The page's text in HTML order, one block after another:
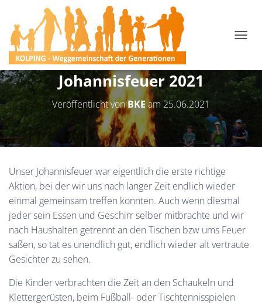
G
I
O
N
L
T
E
Johannisfeuer 2021
Veröffentlicht vonBKEam 25.06.2021
Unser Johannisfeuer war eigentlich die erste richtige
Aktion, bei der wir uns nach langer Zeit endlich wieder
einmal gemeinsam treffen konnten. Auch wenn diesmal
jeder sein Essen und Geschirr selber mitbrachte und wir
nach Haushalten getrennt an den Tischen bzw ums Feuer
saßen, so tat es unendlich gut, endlich wieder alt vertraute
Gesichter zu sehen.
Die Kinder verbrachten die Zeit an den Schaukeln und
Klettergerüsten, beim Fußball- oder Tischtennisspielen